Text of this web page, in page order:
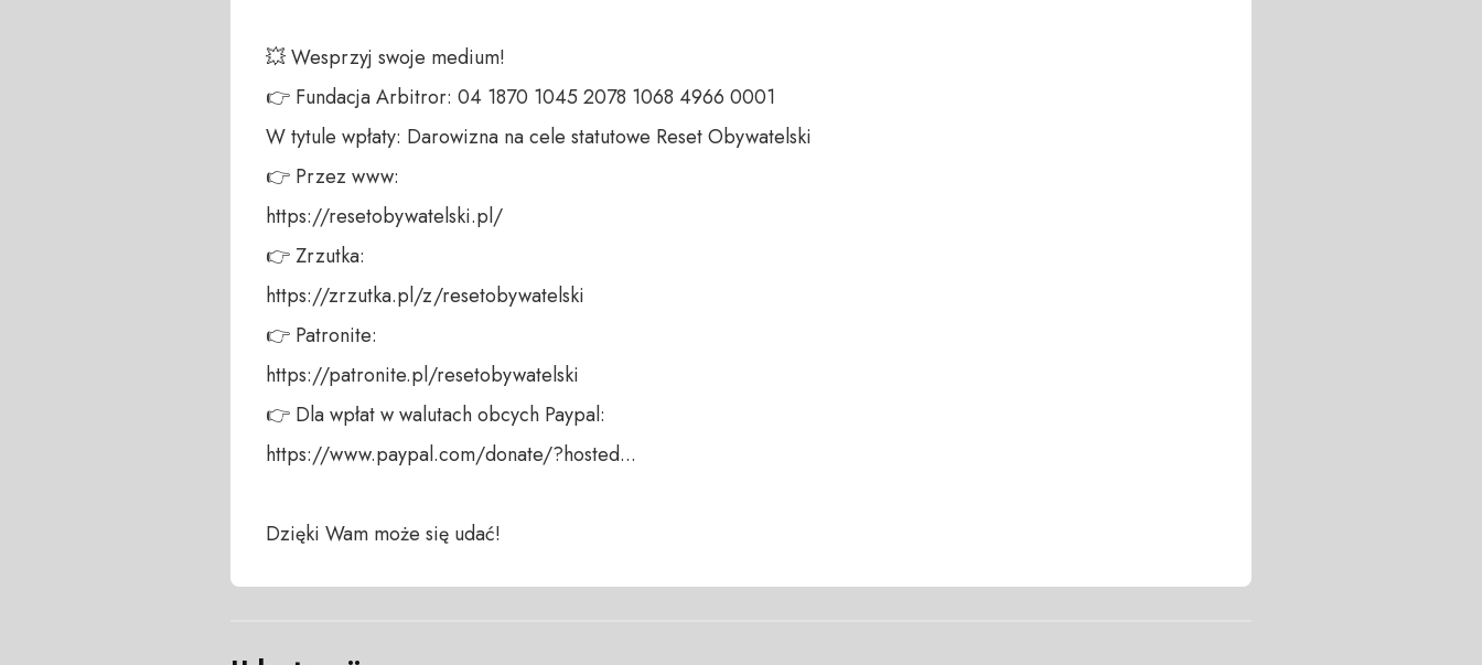
💥 Wesprzyj swoje medium!
👉 Fundacja Arbitror: 04 1870 1045 2078 1068 4966 0001
W tytule wpłaty: Darowizna na cele statutowe Reset Obywatelski
👉 Przez www:
https://resetobywatelski.pl/
👉 Zrzutka:
https://zrzutka.pl/z/resetobywatelski
👉 Patronite:
https://patronite.pl/resetobywatelski
👉 Dla wpłat w walutach obcych Paypal:
https://www.paypal.com/donate/?hosted...
Dzięki Wam może się udać!